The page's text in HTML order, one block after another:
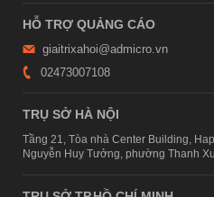
HỖ TRỢ QUẢNG CÁO
giaitrixahoi@admicro.vn
02473007108
TRỤ SỞ HÀ NỘI
Tầng 21, Tòa nhà Center Building,
Nguyễn Huy Tưởng, phường Thanh